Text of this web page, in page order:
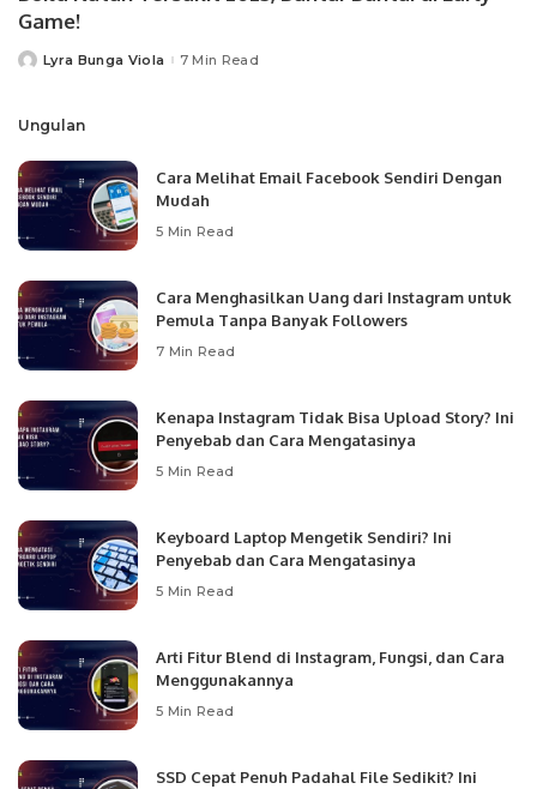
Game!
PostedLyra Bunga Viola 7 Min Read
Ungulan
Cara Melihat Email Facebook Sendiri Dengan
Mudah
5 Min Read
Cara Menghasilkan Uang dari Instagram untuk
Pemula Tanpa Banyak Followers
7 Min Read
Kenapa Instagram Tidak Bisa Upload Story? Ini
Penyebab dan Cara Mengatasinya
5 Min Read
Keyboard Laptop Mengetik Sendiri? Ini
Penyebab dan Cara Mengatasinya
5 Min Read
Arti Fitur Blend di Instagram, Fungsi, dan Cara
Menggunakannya
5 Min Read
SSD Cepat Penuh Padahal File Sedikit? Ini